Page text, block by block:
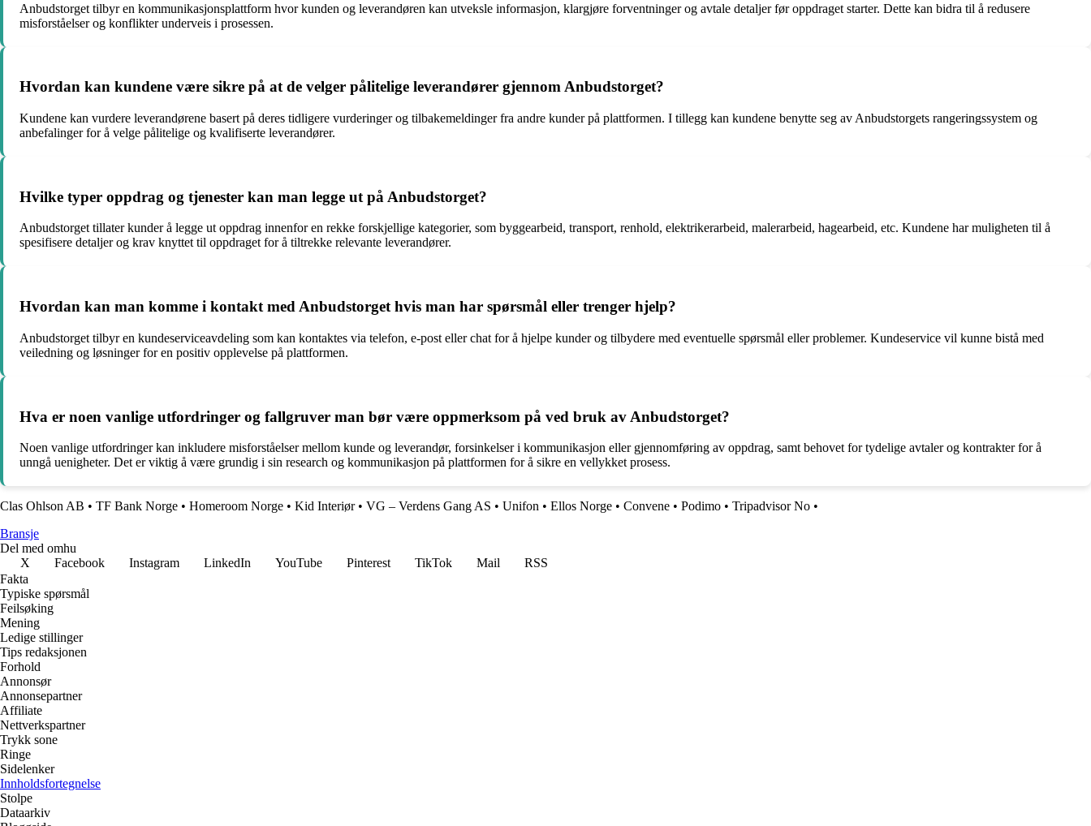
Anbudstorget tilbyr en kommunikasjonsplattform hvor kunden og leverandøren kan utveksle informasjon, klargjøre forventninger og avtale detaljer før oppdraget starter. Dette kan bidra til å redusere
misforståelser og konflikter underveis i prosessen.
Hvordan kan kundene være sikre på at de velger pålitelige leverandører gjennom Anbudstorget?
Kundene kan vurdere leverandørene basert på deres tidligere vurderinger og tilbakemeldinger fra andre kunder på plattformen. I tillegg kan kundene benytte seg av Anbudstorgets rangeringssystem og
anbefalinger for å velge pålitelige og kvalifiserte leverandører.
Hvilke typer oppdrag og tjenester kan man legge ut på Anbudstorget?
Anbudstorget tillater kunder å legge ut oppdrag innenfor en rekke forskjellige kategorier, som byggearbeid, transport, renhold, elektrikerarbeid, malerarbeid, hagearbeid, etc. Kundene har muligheten til å
spesifisere detaljer og krav knyttet til oppdraget for å tiltrekke relevante leverandører.
Hvordan kan man komme i kontakt med Anbudstorget hvis man har spørsmål eller trenger hjelp?
Anbudstorget tilbyr en kundeserviceavdeling som kan kontaktes via telefon, e-post eller chat for å hjelpe kunder og tilbydere med eventuelle spørsmål eller problemer. Kundeservice vil kunne bistå med
veiledning og løsninger for en positiv opplevelse på plattformen.
Hva er noen vanlige utfordringer og fallgruver man bør være oppmerksom på ved bruk av Anbudstorget?
Noen vanlige utfordringer kan inkludere misforståelser mellom kunde og leverandør, forsinkelser i kommunikasjon eller gjennomføring av oppdrag, samt behovet for tydelige avtaler og kontrakter for å
unngå uenigheter. Det er viktig å være grundig i sin research og kommunikasjon på plattformen for å sikre en vellykket prosess.
Clas Ohlson AB • TF Bank Norge • Homeroom Norge • Kid Interiør• VG – Verdens Gang AS • Unifon • Ellos Norge • Convene • Podimo • Tripadvisor No •
Bransje
Del med omhu
X
Facebook Instagram LinkedIn YouTube Pinterest TikTok Mail
RSS
Fakta
Typiske spørsmål
Feilsøking
Mening
Ledige stillinger
Tips redaksjonen
Forhold
Annonsør
Annonsepartner
Affiliate
Nettverkspartner
Trykk sone
Ringe
Sidelenker
Innholdsfortegnelse
Stolpe
Dataarkiv